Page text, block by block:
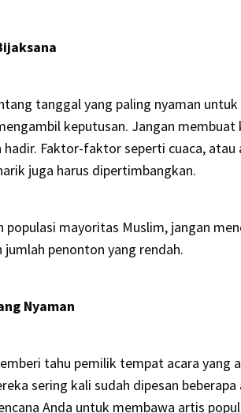
tanggal yang paling nyaman
keputusan. Jangan
Faktor-faktor seperti cuaca, atau
juga harus dipertimbangkan.
populasi mayoritas Muslim, jangan
penonton yang rendah.
Nyaman
tahu pemilik tempat acara yang
sering kali sudah dipesan
Anda untuk membawa artis